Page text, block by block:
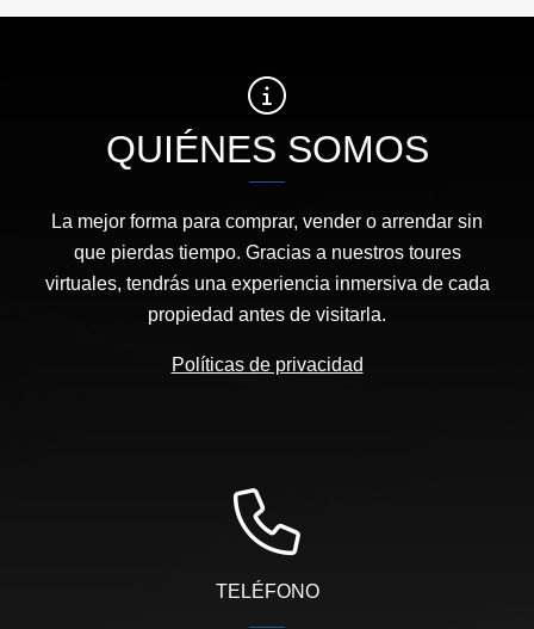
QUIÉNES SOMOS
La mejor forma para comprar, vender o arrendar sin
que pierdas tiempo. Gracias a nuestros toures
virtuales, tendrás una experiencia inmersiva de cada
propiedad antes de visitarla.
Políticas de privacidad
TELÉFONO